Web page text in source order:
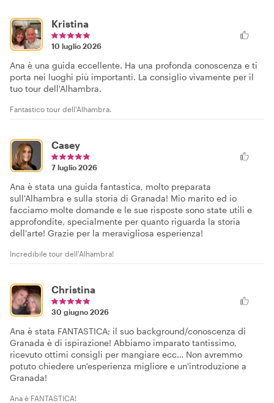
Kristina
10 luglio 2026
Ana è una guida eccellente. Ha una profonda conoscenza e ti
porta nei luoghi più importanti. La consiglio vivamente per il
tuo tour dell'Alhambra.
Fantastico tour dell'Alhambra.
Casey
7 luglio 2026
Ana è stata una guida fantastica, molto preparata
sull'Alhambra e sulla storia di Granada! Mio marito ed io
facciamo molte domande e le sue risposte sono state utili e
approfondite, specialmente per quanto riguarda la storia
dell'arte! Grazie per la meravigliosa esperienza!
Incredibile tour dell'Alhambra!
Christina
30 giugno 2026
Ana è stata FANTASTICA; il suo background/conoscenza di
Granada è di ispirazione! Abbiamo imparato tantissimo,
ricevuto ottimi consigli per mangiare ecc… Non avremmo
potuto chiedere un'esperienza migliore e un'introduzione a
Granada!
Ana è FANTASTICA!